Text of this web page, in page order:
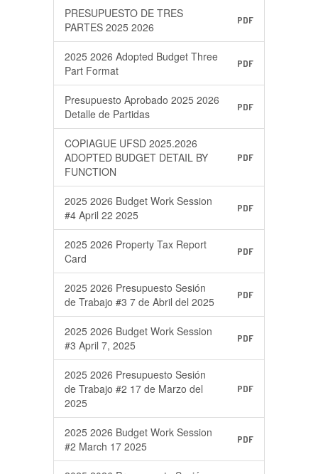
PRESUPUESTO DE TRES
PARTES 2025 2026
PDF
2025 2026 Adopted Budget Three
Part Format
PDF
Presupuesto Aprobado 2025 2026
Detalle de Partidas
PDF
COPIAGUE UFSD 2025.2026
ADOPTED BUDGET DETAIL BY
FUNCTION
PDF
2025 2026 Budget Work Session
#4 April 22 2025
PDF
2025 2026 Property Tax Report
Card
PDF
2025 2026 Presupuesto Sesión
de Trabajo #3 7 de Abril del 2025
PDF
2025 2026 Budget Work Session
#3 April 7, 2025
PDF
2025 2026 Presupuesto Sesión
de Trabajo #2 17 de Marzo del
2025
PDF
2025 2026 Budget Work Session
#2 March 17 2025
PDF